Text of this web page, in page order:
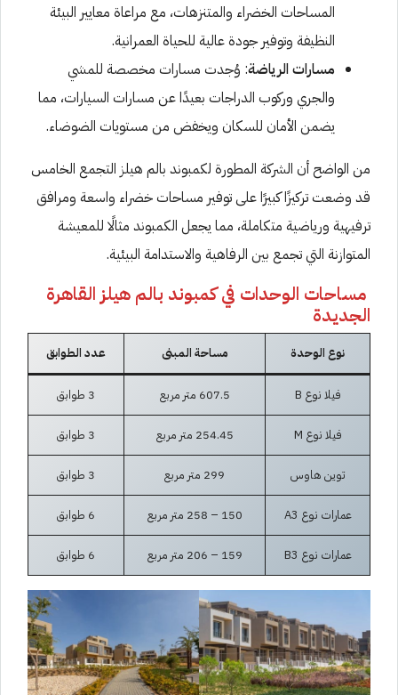
المساحات الخضراء والمتنزهات، مع مراعاة معايير البيئة
النظيفة وتوفير جودة عالية للحياة العمرانية.
مسارات الرياضة: وُجدت مسارات مخصصة للمشي
والجري وركوب الدراجات بعيدًا عن مسارات السيارات، مما
يضمن الأمان للسكان ويخفض من مستويات الضوضاء.
من الواضح أن الشركة المطورة لكمبوند بالم هيلز التجمع الخامس
قد وضعت تركيزًا كبيرًا على توفير مساحات خضراء واسعة ومرافق
ترفيهية ورياضية متكاملة، مما يجعل الكمبوند مثالًا للمعيشة
المتوازنة التي تجمع بين الرفاهية والاستدامة البيئية.
مساحات الوحدات في كمبوند بالم هيلز القاهرة
الجديدة
نوع الوحدة مساحة المبنى عدد الطوابق
فيلا نوع B 607.5 متر مربع 3 طوابق
فيلا نوع M 254.45 متر مربع 3 طوابق
توين هاوس 299 متر مربع 3 طوابق
عمارات نوع A3 150 – 258 متر مربع 6 طوابق
عمارات نوع B3 159 – 206 متر مربع 6 طوابق